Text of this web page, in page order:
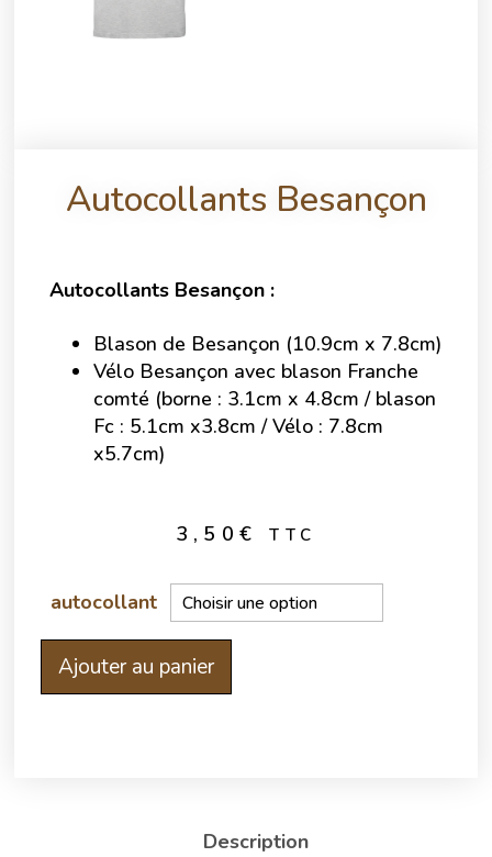
Autocollants Besançon
Autocollants Besançon :
Blason de Besançon (10.9cm x 7.8cm)
Vélo Besançon avec blason Franche
comté (borne : 3.1cm x 4.8cm / blason
Fc : 5.1cm x3.8cm / Vélo : 7.8cm
x5.7cm)
3,50€ TTC
autocollant
Ajouter au panier
Description